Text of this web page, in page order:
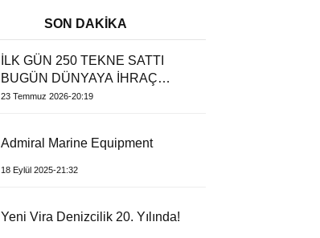
SON DAKİKA
İLK GÜN 250 TEKNE SATTI
BUGÜN DÜNYAYA İHRAÇ
EDİYOR
23 Temmuz 2026-20:19
Admiral Marine Equipment
18 Eylül 2025-21:32
Yeni Vira Denizcilik 20. Yılında!